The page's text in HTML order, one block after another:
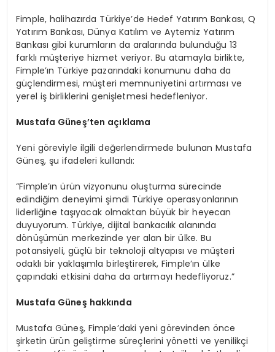
Fimple, halihazırda Türkiye’de Hedef Yatırım Bankası, Q
Yatırım Bankası, Dünya Katılım ve Aytemiz Yatırım
Bankası gibi kurumların da aralarında bulunduğu 13
farklı müşteriye hizmet veriyor. Bu atamayla birlikte,
Fimple’ın Türkiye pazarındaki konumunu daha da
güçlendirmesi, müşteri memnuniyetini artırması ve
yerel iş birliklerini genişletmesi hedefleniyor.
Mustafa Güneş’ten açıklama
Yeni göreviyle ilgili değerlendirmede bulunan Mustafa
Güneş, şu ifadeleri kullandı:
“Fimple’ın ürün vizyonunu oluşturma sürecinde
edindiğim deneyimi şimdi Türkiye operasyonlarının
liderliğine taşıyacak olmaktan büyük bir heyecan
duyuyorum. Türkiye, dijital bankacılık alanında
dönüşümün merkezinde yer alan bir ülke. Bu
potansiyeli, güçlü bir teknoloji altyapısı ve müşteri
odaklı bir yaklaşımla birleştirerek, Fimple’ın ülke
çapındaki etkisini daha da artırmayı hedefliyoruz.”
Mustafa Güneş hakkında
Mustafa Güneş, Fimple’daki yeni görevinden önce
şirketin ürün geliştirme süreçlerini yönetti ve yenilikçi